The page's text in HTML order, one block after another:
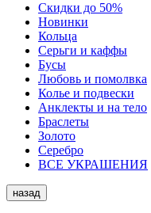
Скидки до 50%
Новинки
Кольца
Серьги и каффы
Бусы
Любовь и помолвка
Колье и подвески
Анклекты и на тело
Браслеты
Золото
Серебро
ВСЕ УКРАШЕНИЯ
назад